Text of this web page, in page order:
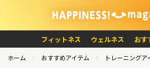
フィットネス ウェルネス おす
ホーム おすすめアイテム トレーニングア